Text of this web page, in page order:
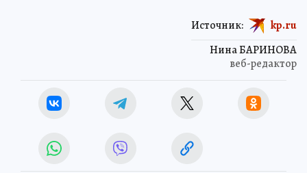
Нина БАРИНОВА
веб-редактор
Источник: kp.ru